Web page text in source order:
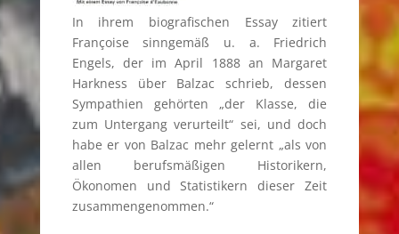
In ihrem biografischen Essay zitiert
Françoise sinngemäß u. a. Friedrich
Engels, der im April 1888 an Margaret
Harkness über Balzac schrieb, dessen
Sympathien gehörten „der Klasse, die
zum Untergang verurteilt“ sei, und doch
habe er von Balzac mehr gelernt „als von
allen berufsmäßigen Historikern,
Ökonomen und Statistikern dieser Zeit
zusammengenommen.“